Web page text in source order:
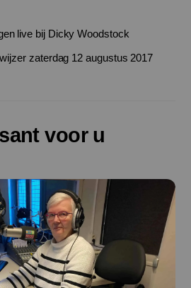
live bij Dicky Woodstock
zaterdag 12 augustus 2017
voor u